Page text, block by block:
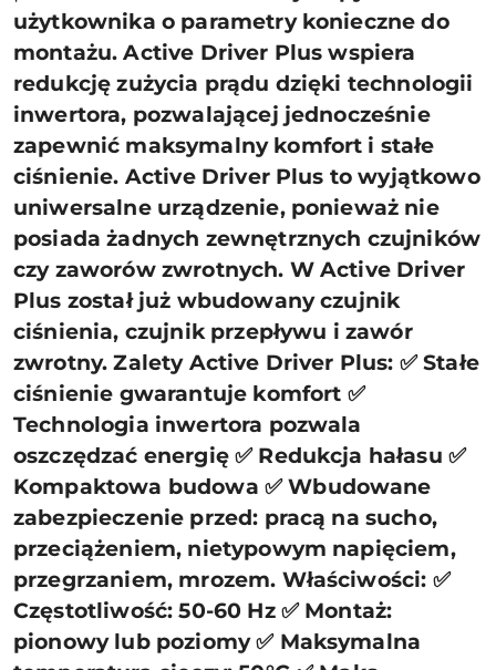
użytkownika o parametry konieczne do
montażu. Active Driver Plus wspiera
redukcję zużycia prądu dzięki technologii
inwertora, pozwalającej jednocześnie
zapewnić maksymalny komfort i stałe
ciśnienie. Active Driver Plus to wyjątkowo
uniwersalne urządzenie, ponieważ nie
posiada żadnych zewnętrznych czujników
czy zaworów zwrotnych. W Active Driver
Plus został już wbudowany czujnik
ciśnienia, czujnik przepływu i zawór
zwrotny. Zalety Active Driver Plus: ✅ Stałe
ciśnienie gwarantuje komfort ✅
Technologia inwertora pozwala
oszczędzać energię ✅ Redukcja hałasu ✅
Kompaktowa budowa ✅ Wbudowane
zabezpieczenie przed: pracą na sucho,
przeciążeniem, nietypowym napięciem,
przegrzaniem, mrozem. Właściwości: ✅
Częstotliwość: 50-60 Hz ✅ Montaż:
pionowy lub poziomy ✅ Maksymalna